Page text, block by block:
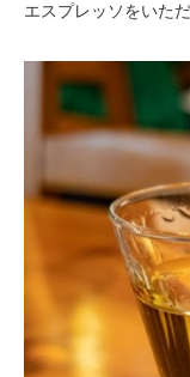
エスプレッソをいた